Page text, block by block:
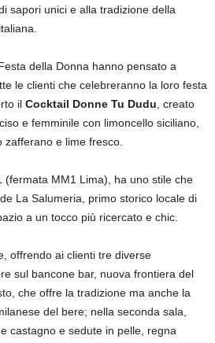
sapori unici e alla tradizione della
della Donna hanno pensato a
le clienti che celebreranno la loro festa
il Cocktail Donne Tu Dudu , creato
e femminile con limoncello siciliano,
e lime fresco.
(fermata MM1 Lima), ha uno stile che
La Salumeria, primo storico locale di
a un tocco più ricercato e chic.
offrendo ai clienti tre diverse
sul bancone bar, nuova frontiera del
che offre la tradizione ma anche la
del bere; nella seconda sala,
castagno e sedute in pelle, regna